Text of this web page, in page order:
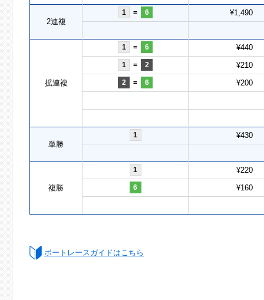
2連複
1 = 6 ¥1,490
拡連複
1 = 6 ¥440
1 = 2 ¥210
2 = 6 ¥200
単勝
1 ¥430
複勝
1 ¥220
6 ¥160
ボートレースガイドはこちら